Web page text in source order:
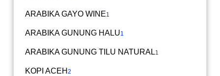
ARABIKA GAYO WINE1
ARABIKA GUNUNG HALU1
ARABIKA GUNUNG TILU NATURAL1
KOPI ACEH 2